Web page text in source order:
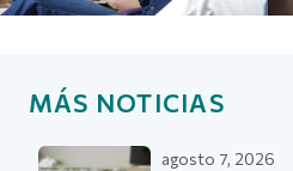
MÁS NOTICIAS
agosto 7, 2026